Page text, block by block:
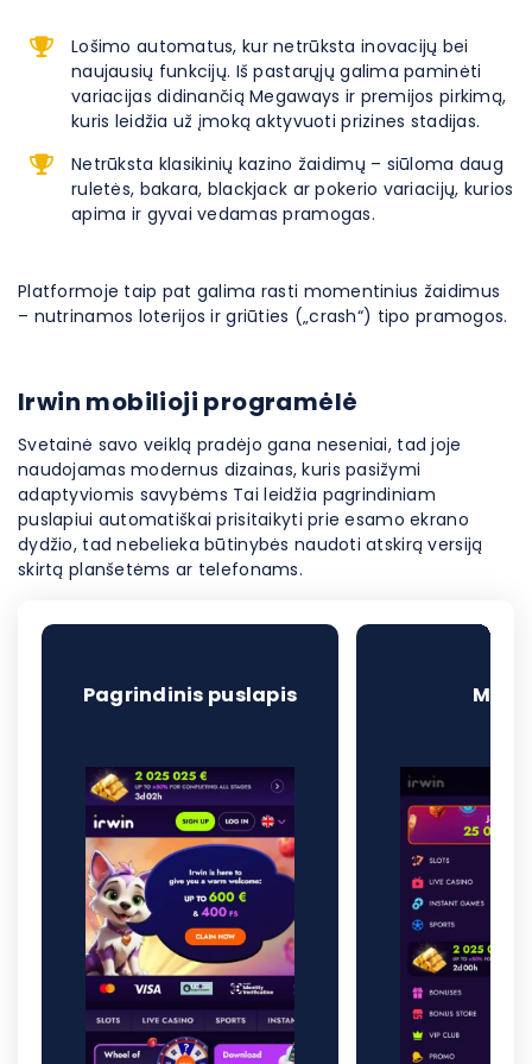
Lošimo automatus, kur netrūksta inovacijų bei
naujausių funkcijų. Iš pastarųjų galima paminėti
variacijas didinančią Megaways ir premijos pirkimą,
kuris leidžia už įmoką aktyvuoti prizines stadijas.
Netrūksta klasikinių kazino žaidimų – siūloma daug
ruletės, bakara, blackjack ar pokerio variacijų, kurios
apima ir gyvai vedamas pramogas.
Platformoje taip pat galima rasti momentinius žaidimus
– nutrinamos loterijos ir griūties („crash“) tipo pramogos.
Irwin mobilioji programėlė
Svetainė savo veiklą pradėjo gana neseniai, tad joje
naudojamas modernus dizainas, kuris pasižymi
adaptyviomis savybėms Tai leidžia pagrindiniam
puslapiui automatiškai prisitaikyti prie esamo ekrano
dydžio, tad nebelieka būtinybės naudoti atskirą versiją
skirtą planšetėms ar telefonams.
Pagrindinis puslapis